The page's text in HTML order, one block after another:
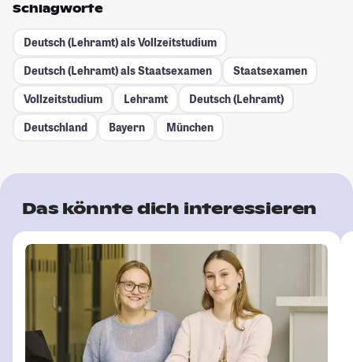
Schlagworte
Deutsch (Lehramt) als Vollzeitstudium
Deutsch (Lehramt) als Staatsexamen
Staatsexamen
Vollzeitstudium
Lehramt
Deutsch (Lehramt)
Deutschland
Bayern München
Das könnte dich interessieren